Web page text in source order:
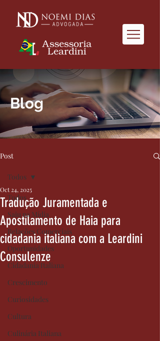
Blog
Post
Todos
Saiu na Mídia
Relações Comerciais
Oportunidades
Cidadania Italiana
Crescimento
Curiosidades
Cultura
Culinária Italiana
Todos
Tradução Juramentada e
Apostilamento de Haia para
cidadania italiana com a Leardini
Consulenze
Oct 24, 2025